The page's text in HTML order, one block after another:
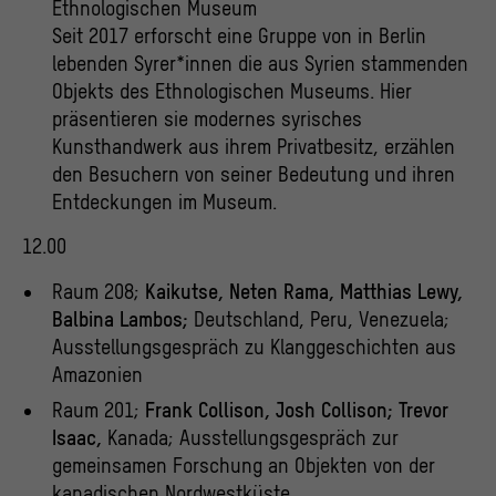
Ethnologischen Museum
Seit 2017 erforscht eine Gruppe von in Berlin
lebenden Syrer*innen die aus Syrien stammenden
Objekts des Ethnologischen Museums. Hier
präsentieren sie modernes syrisches
Kunsthandwerk aus ihrem Privatbesitz, erzählen
den Besuchern von seiner Bedeutung und ihren
Entdeckungen im Museum.
12.00
Raum 208; Kaikutse, Neten Rama, Matthias Lewy,
Balbina Lambos; Deutschland, Peru, Venezuela;
Ausstellungsgespräch zu Klanggeschichten aus
Amazonien
Raum 201; Frank Collison, Josh Collison; Trevor
Isaac, Kanada; Ausstellungsgespräch zur
gemeinsamen Forschung an Objekten von der